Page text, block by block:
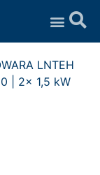
LNTEH
| 2x 1,5 kW